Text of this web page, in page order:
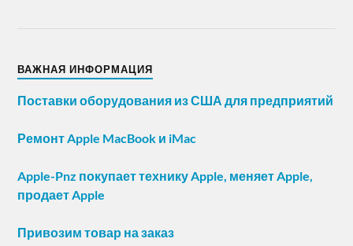
ВАЖНАЯ ИНФОРМАЦИЯ
Поставки оборудования из США для предприятий
Ремонт Apple MacBook и iMac
Apple-Pnz покупает технику Apple, меняет Apple,
продает Apple
Привозим товар на заказ